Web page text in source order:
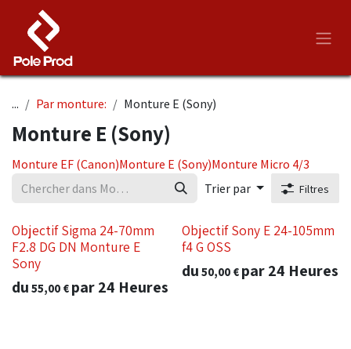
Se rendre au contenu
... Par monture: Monture E (Sony)
Monture E (Sony)
Monture EF (Canon)Monture E (Sony)Monture Micro 4/3
Trier par
Filtres
Objectif Sigma 24-70mm
F2.8 DG DN Monture E
Sony
du 55,00 € par24 Heures
Objectif Sony E 24-105mm
f4 G OSS
du 50,00€ par24 Heures